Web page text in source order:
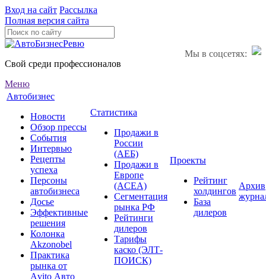
Вход на сайт Рассылка
Полная версия сайта
Мы в соцсетях:
Свой среди профессионалов
Меню
Автобизнес
Новости
Обзор прессы
События
Интервью
Рецепты
успеха
Персоны
автобизнеса
Досье
Эффективные
решения
Колонка
Akzonobel
Практика
рынка от
Аvito Авто
Статистика
Продажи в
России
(АЕБ)
Продажи в
Европе
(ACEA)
Сегментация
рынка РФ
Рейтинги
дилеров
Тарифы
каско (ЭЛТ-
ПОИСК)
Проекты
Рейтинг
холдингов
База
дилеров
Архив